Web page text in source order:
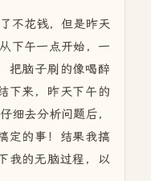
不花钱，但是昨天
下午一点开始，一
把脑子刷的像喝醉
下来，昨天下午的
细去分析问题后，
定的事！结果我搞
我的无脑过程，以